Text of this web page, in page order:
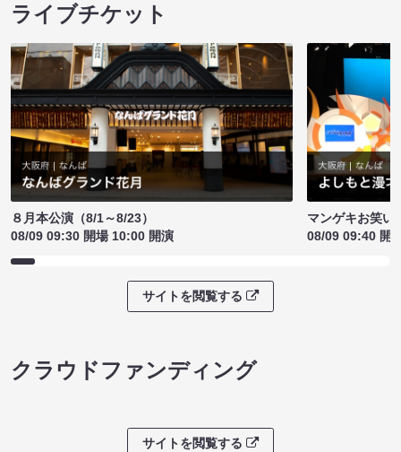
ライブチケット
８月本公演（8/1～8/23）
08/09 09:30 開場 10:00 開演
マンゲキお笑い
08/09 09:40 開
サイトを閲覧する
クラウドファンディング
サイトを閲覧する